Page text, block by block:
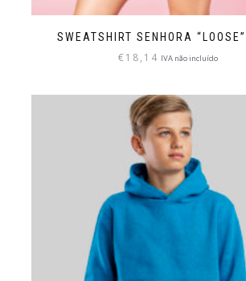
SWEATSHIRT SENHORA
€18,14 IVA não incluído